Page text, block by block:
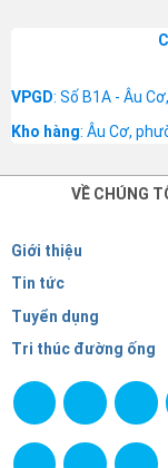
VPGD: Số B1A - Âu
Kho hàng: Âu Cơ,
VỀ CHÚNG
Giới thiệu
Tin tức
Tuyển dụng
Tri thúc đường ống